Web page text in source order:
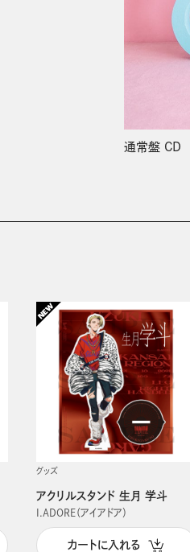
通常盤 CD
グッズ
アクリルスタンド 生月 学斗
I.ADORE（アイアドア）
カートに入れる